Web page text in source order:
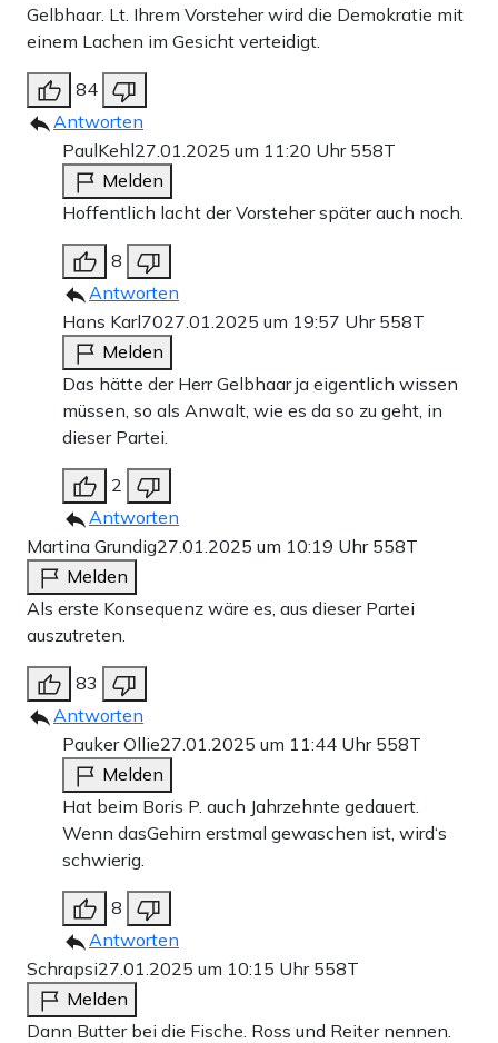
Gelbhaar. Lt. Ihrem Vorsteher wird die Demokratie mit
einem Lachen im Gesicht verteidigt.
84
Antworten
PaulKehl27.01.2025 um 11:20 Uhr 558T
Melden
Hoffentlich lacht der Vorsteher später auch noch.
8
Antworten
Hans Karl7027.01.2025 um 19:57 Uhr 558T
Melden
Das hätte der Herr Gelbhaar ja eigentlich wissen
müssen, so als Anwalt, wie es da so zu geht, in
dieser Partei.
2
Antworten
Martina Grundig27.01.2025 um 10:19 Uhr 558T
Melden
Als erste Konsequenz wäre es, aus dieser Partei
auszutreten.
83
Antworten
Pauker Ollie27.01.2025 um 11:44 Uhr 558T
Melden
Hat beim Boris P. auch Jahrzehnte gedauert.
Wenn dasGehirn erstmal gewaschen ist, wird‘s
schwierig.
8
Antworten
Schrapsi27.01.2025 um 10:15 Uhr 558T
Melden
Dann Butter bei die Fische. Ross und Reiter nennen.